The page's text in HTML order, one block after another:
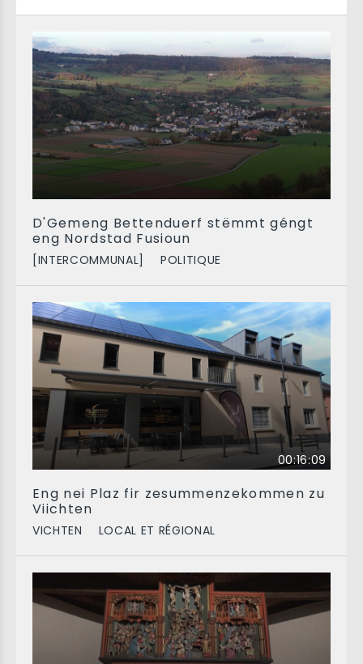
D'Gemeng Bettenduerf stëmmt géngt
eng Nordstad Fusioun
[INTERCOMMUNAL] POLITIQUE
00:16:09
Eng nei Plaz fir zesummenzekommen zu
Viichten
VICHTEN LOCAL ET RÉGIONAL